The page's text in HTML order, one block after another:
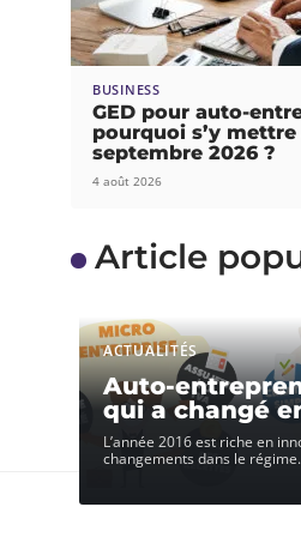
BUSINESS
GED pour auto-
pourquoi s’y
septembre 2026 ?
4 août 2026
Article
ACTUALITÉS
Auto-
qui a changé
L’année 2016 est riche en
changements dans le régime